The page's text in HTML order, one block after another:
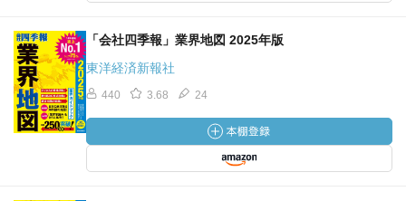
「会社四季報」業界地図 2025年版
東洋経済新報社
440 3.68 24